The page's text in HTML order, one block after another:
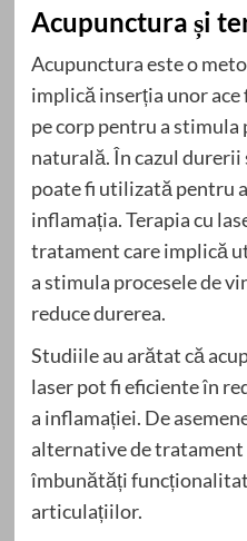
Acupunctura și
Acupunctura este o
implică inserția unor
pe corp pentru a stimula
naturală. În cazul
poate fi utilizată pentru
inflamația. Terapia cu
tratament care implică
a stimula procesele de
reduce durerea.
Studiile au arătat că
laser pot fi eficiente în
a inflamației. De
alternative de
îmbunătăți
articulațiilor.